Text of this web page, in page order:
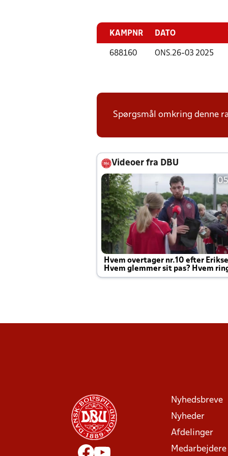
KAMPNR DATO
688160 ONS.26-03 2025
Spørgsmål omkring denne
Videoer fra DBU
Hvem overtager nr.10 efter
Hvem glemmer sit pas? Hvem
Joachim altid til efter kampe?
Nyhedsbreve
Nyheder
Afdelinger
Medarbejdere